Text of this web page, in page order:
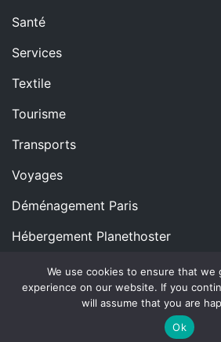
Santé
Services
Textile
Tourisme
Transports
Voyages
Déménagement Paris
Hébergement Planethoster
Copyright © All rights reserved.
Theme: Blog Nano
We use cookies to ensure that we
experience on our website. If you
will assume that you are
Ok